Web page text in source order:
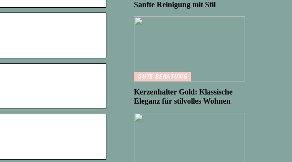
Sanfte Reinigung mit Stil
GUTE BERATUNG
Kerzenhalter Gold: Klassische
Eleganz für stilvolles Wohnen